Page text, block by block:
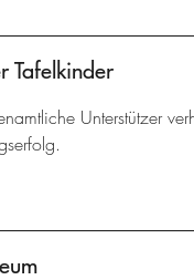
Tafelkinder
Unterstützer